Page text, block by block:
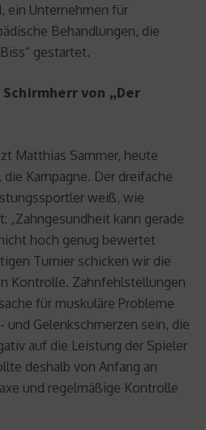
ein Unternehmen für
Behandlungen, die
gestartet.
von „Der
Matthias Sammer, heute
Kampagne. Der dreifache
weiß, wie
„Zahngesundheit kann gerade
hoch genug bewertet
Turnier schicken wir die
Kontrolle. Zahnfehlstellungen
für muskuläre Probleme
und Gelenkschmerzen sein, die
auf die Leistung der Spieler
deshalb von Anfang an
und regelmäßige Kontrolle